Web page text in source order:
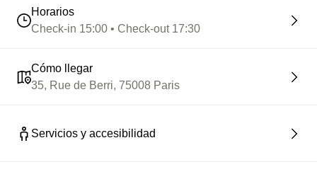
Horarios
Check-in 15:00 • Check-out 17:30
Cómo llegar
35, Rue de Berri, 75008 Paris
Servicios y accesibilidad